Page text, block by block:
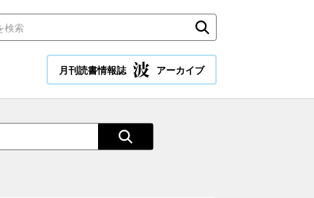
月刊読書情報誌 アーカイブ